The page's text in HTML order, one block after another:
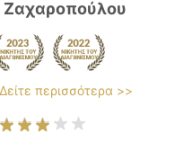
Ζαχαροπούλου
Δείτε περισσότερα >>